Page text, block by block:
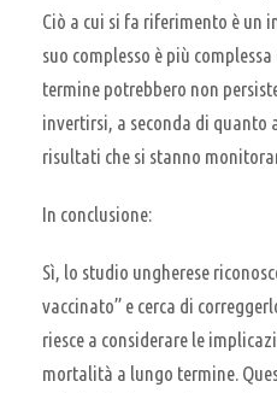
Ciò a cui si fa riferimento è un
suo complesso è più
termine potrebbero non
invertirsi, a seconda di quanto
risultati che si stanno
In conclusione:
Sì, lo studio ungherese
vaccinato” e cerca di
riesce a considerare le
mortalità a lungo termine.